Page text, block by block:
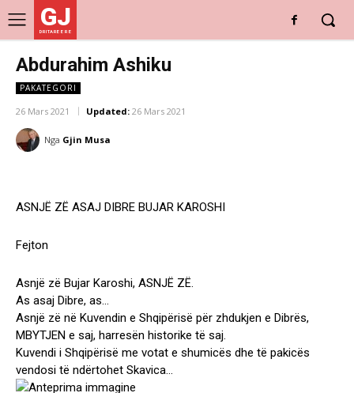
GJ
DRITARE E RE
Abdurahim Ashiku
PAKATEGORI
26 Mars 2021 Updated: 26 Mars 2021
Nga Gjin Musa
ASNJË ZË ASAJ DIBRE BUJAR KAROSHI
Fejton
Asnjë zë Bujar Karoshi, ASNJË ZË.
As asaj Dibre, as…
Asnjë zë në Kuvendin e Shqipërisë për zhdukjen e Dibrës,
MBYTJEN e saj, harresën historike të saj.
Kuvendi i Shqipërisë me votat e shumicës dhe të pakicës
vendosi të ndërtohet Skavica…